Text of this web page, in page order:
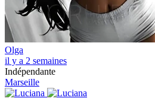
Olga
il y a 2 semaines
Indépendante
Marseille